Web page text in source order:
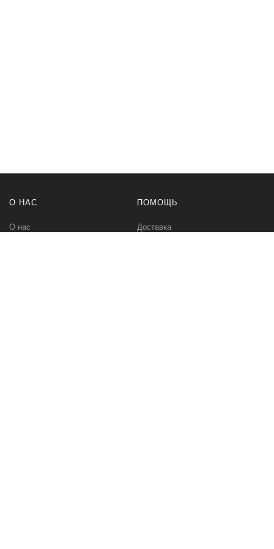
О НАС
О нас
ПОМОЩЬ
Доставка